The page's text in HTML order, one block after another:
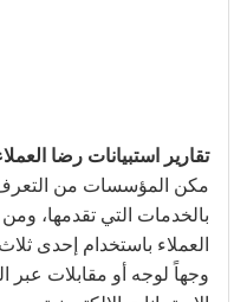
تقارير استبيانات رضا
مكن المؤسسات من
بالخدمات التي تقدمها،
العملاء باستخدام إحدى
وجهاً لوجه أو مقابلات عبر